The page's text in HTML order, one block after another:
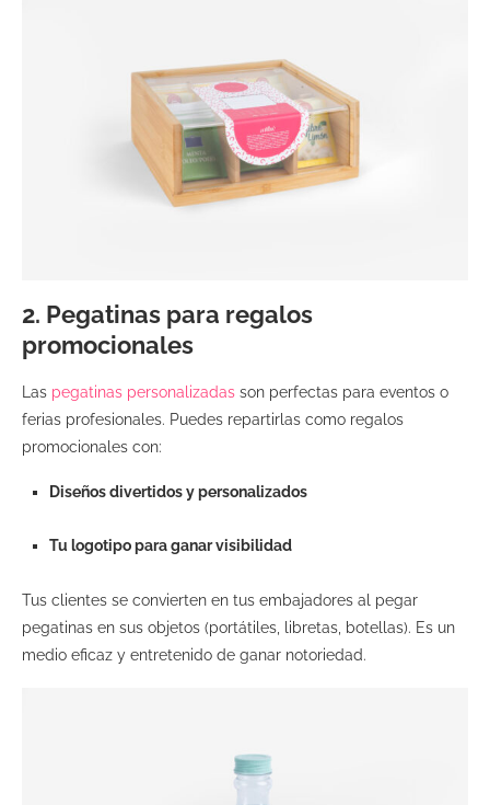
2. Pegatinas para regalos
promocionales
Las pegatinas personalizadas son perfectas para eventos o
ferias profesionales. Puedes repartirlas como regalos
promocionales con:
Diseños divertidos y personalizados
Tu logotipo para ganar visibilidad
Tus clientes se convierten en tus embajadores al pegar
pegatinas en sus objetos (portátiles, libretas, botellas). Es un
medio eficaz y entretenido de ganar notoriedad.